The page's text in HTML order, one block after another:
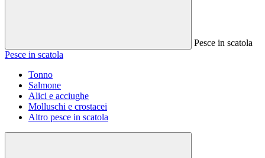
Pesce in scatola
Pesce in scatola
Tonno
Salmone
Alici e acciughe
Molluschi e crostacei
Altro pesce in scatola